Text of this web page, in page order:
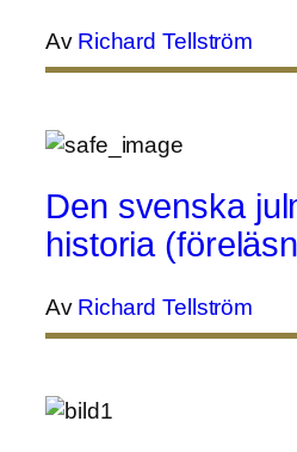
Av Richard Tellström
Den svenska
historia
Av Richard Tellström